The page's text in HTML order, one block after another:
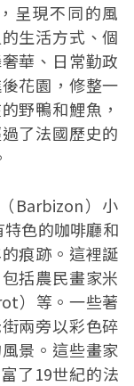
呈現不同的風
生活方式、個
華、日常勤政
花園，修整一
野鴨和鯉魚，
了法國歷史的
Barbizon）小
色的咖啡廳和
痕跡。這裡誕
括農民畫家米
）等。一些著
兩旁以彩色碎
景。這些畫家
了19世紀的法